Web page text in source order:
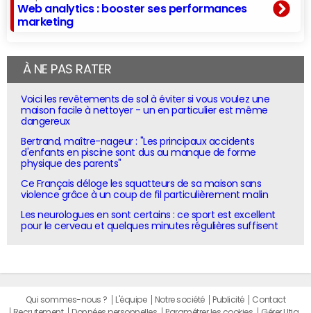
Web analytics : booster ses performances
marketing
À NE PAS RATER
Voici les revêtements de sol à éviter si vous voulez une
maison facile à nettoyer - un en particulier est même
dangereux
Bertrand, maître-nageur : "Les principaux accidents
d'enfants en piscine sont dus au manque de forme
physique des parents"
Ce Français déloge les squatteurs de sa maison sans
violence grâce à un coup de fil particulièrement malin
Les neurologues en sont certains : ce sport est excellent
pour le cerveau et quelques minutes régulières suffisent
Qui sommes-nous ? L'équipe Notre société Publicité
Contact